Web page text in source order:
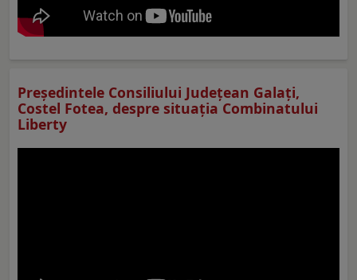
Preşedintele Consiliului Judeţean Galaţi,
Costel Fotea, despre situaţia Combinatului
Liberty